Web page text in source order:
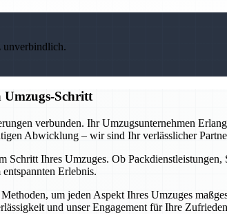
unverbindlich.
Umzugs-Schritt
verbunden. Ihr Umzugsunternehmen
Abwicklung – wir sind Ihr verlässlicher
Ihres Umzuges. Ob
Erlebnis.
um jeden Aspekt Ihres Umzuges
und unser Engagement für Ihre